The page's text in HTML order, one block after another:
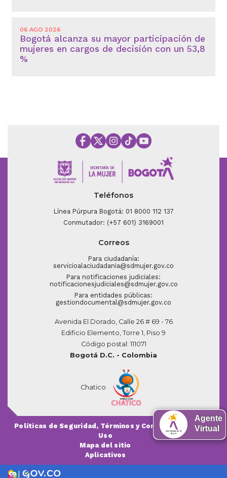
06 AGO 2026
Bogotá alcanza su mayor participación de
mujeres en cargos de decisión con un 53,8
%
Teléfonos
Línea Púrpura Bogotá: 01 8000 112 137
Conmutador: (+57 601) 3169001
Correos
Para ciudadanía:
servicioalaciudadania@sdmujer.gov.co
Para notificaciones judiciales:
notificacionesjudiciales@sdmujer.gov.co
Para entidades públicas:
gestiondocumental@sdmujer.gov.co
Avenida El Dorado, Calle 26 # 69 - 76
Edificio Elemento, Torre 1, Piso 9
Código postal: 111071
Bogotá D.C. - Colombia
Chatico
Políticas de Seguridad, Términos y Condiciones de
Uso
Mapa del sitio
Aplicativos
|
Agente
Virtual